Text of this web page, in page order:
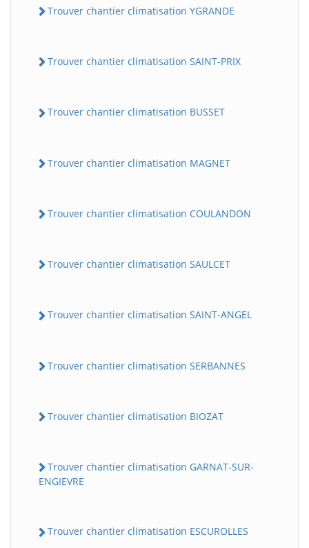
Trouver chantier climatisation YGRANDE
Trouver chantier climatisation SAINT-PRIX
Trouver chantier climatisation BUSSET
Trouver chantier climatisation MAGNET
Trouver chantier climatisation COULANDON
Trouver chantier climatisation SAULCET
Trouver chantier climatisation SAINT-ANGEL
Trouver chantier climatisation SERBANNES
Trouver chantier climatisation BIOZAT
Trouver chantier climatisation GARNAT-SUR-
ENGIEVRE
Trouver chantier climatisation ESCUROLLES